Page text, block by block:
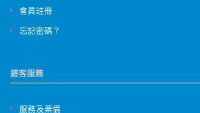
會員註冊
忘記密碼？
遊客服務
服務及票價